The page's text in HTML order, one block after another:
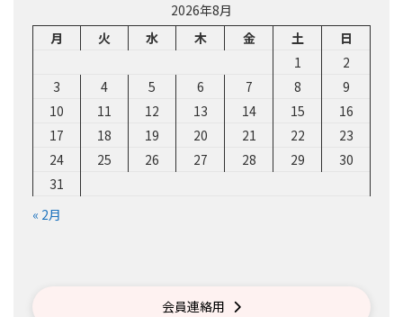
2026年8月
月
火 水 木 金 土
日
1
2
3
4 5 6 7 8
9
10
11 12 13 14 15
16
17
18 19 20 21 22
23
24
25 26 27 28 29
30
31
« 2月
会員連絡用